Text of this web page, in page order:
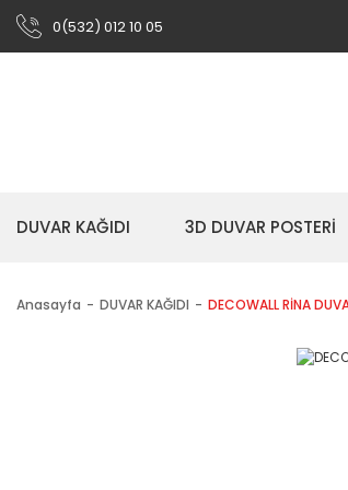
0(532) 012 10 05
DUVAR KAĞIDI 3D DUVAR POSTERİ
Anasayfa DUVAR KAĞIDI DECOWALL RİNA